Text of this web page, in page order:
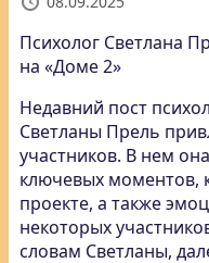
Психолог Светлана
на «Доме 2»
Недавний пост
Светланы Прель
участников. В нем
ключевых моментов,
проекте, а также
некоторых
словам Светланы,